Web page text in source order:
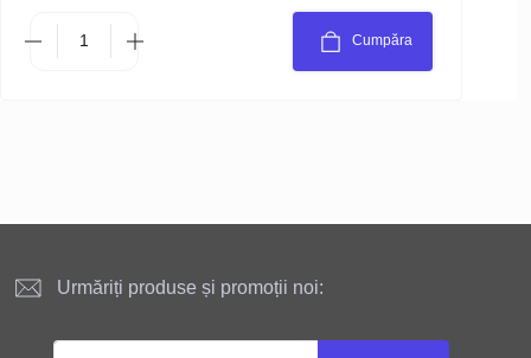
Cumpăra
Urmăriți produse și promoții noi: